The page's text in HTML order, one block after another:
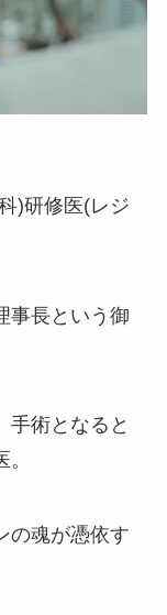
)研修医(レジ
事長という御
手術となると
の魂が憑依す